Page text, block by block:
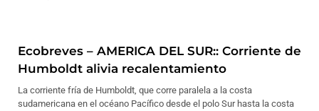
Ecobreves – AMERICA DEL SUR:: Corriente de
Humboldt alivia recalentamiento
La corriente fría de Humboldt, que corre paralela a la costa
sudamericana en el océano Pacífico desde el polo Sur hasta la costa